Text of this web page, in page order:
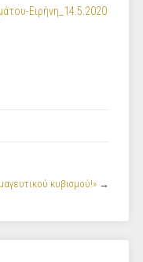
Ειρήνη_14.5.2020
κυβισμού!» →